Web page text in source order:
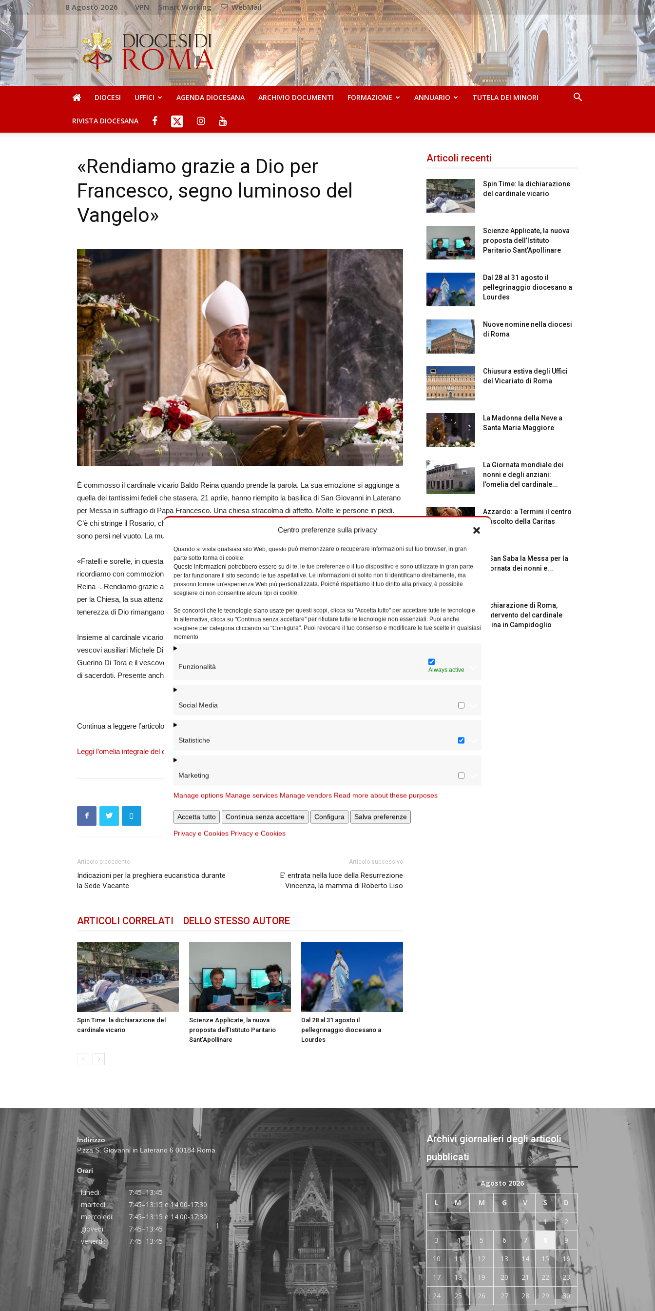
Centro preferenze sulla privacy
Quando si visita qualsiasi sito Web, questo può memorizzare o recuperare informazioni sul tuo browser, in gran
parte sotto forma di cookie.
Queste informazioni potrebbero essere su di te, le tue preferenze o il tuo dispositivo e sono utilizzate in gran parte
per far funzionare il sito secondo le tue aspettative. Le informazioni di solito non ti identificano direttamente, ma
possono fornire un'esperienza Web più personalizzata. Poiché rispettiamo il tuo diritto alla privacy, è possibile
scegliere di non consentire alcuni tipi di cookie.
Se concordi che le tecnologie siano usate per questi scopi, clicca su "Accetta tutto" per accettare tutte le tecnologie.
In alternativa, clicca su "Continua senza accettare" per rifiutare tutte le tecnologie non essenziali. Puoi anche
scegliere per categoria cliccando su "Configura". Puoi revocare il tuo consenso e modificare le tue scelte in qualsiasi
momento
Funzionalità Always active
Social Media
Statistiche
Marketing
Manage options Manage services Manage vendors Read more about these purposes
Accetta tutto Continua senza accettare Configura Salva preferenze
Privacy e Cookies Privacy e Cookies
8 Agosto 2026 VPN Smart Working WebMail
DIOCESI
DI
ROMA
DIOCESI UFFICI AGENDA DIOCESANA ARCHIVIO DOCUMENTI FORMAZIONE ANNUARIO TUTELA DEI MINORI
RIVISTA DIOCESANA
«Rendiamo grazie a Dio per
Francesco, segno luminoso del
Vangelo»
È commosso il cardinale vicario Baldo Reina quando prende la parola. La sua emozione si aggiunge a
quella dei tantissimi fedeli che stasera, 21 aprile, hanno riempito la basilica di San Giovanni in Laterano
per Messa in suffragio di Papa Francesco. Una chiesa stracolma di affetto. Molte le persone in piedi.
C’è chi stringe il Rosario, chi si inginocchia a pregare dove può. Gli occhi di tanti guardano per terra,
sono persi nel vuoto. La musica del coro diocesano risuona in tutta la basilica.
«Fratelli e sorelle, in questa Santa Eucaristia in cui celebriamo la vittoria di Cristo sulla morte,
ricordiamo con commozione e gratitudine il nostro vescovo, Papa Francesco – esordisce il cardinale
Reina -. Rendiamo grazie a Dio per avercelo donato come segno luminoso del Vangelo. Il suo amore
per la Chiesa, la sua attenzione agli ultimi, il suo coraggio profetico e il suo instancabile annuncio della
tenerezza di Dio rimangano impressi nel cuore del popolo cristiano».
Insieme al cardinale vicario, tra gli altri, ci sono il vescovo vicegerente Renato Tarantelli Baccari, i
vescovi ausiliari Michele Di Tolve e Benoni Ambarus, il vescovo vicario del Capitolo lateranense
Guerino Di Tora e il vescovo ausiliare emerito Paolo Selvadagi. Con loro, una lunghissima processione
di sacerdoti. Presente anche il sindaco di Roma Roberto Gualtieri.
Continua a leggere l’articolo suRomasette.it
Leggi l’omelia integrale del cardinale Reina
Articolo precedente
Indicazioni per la preghiera eucaristica durante
la Sede Vacante
Articolo successivo
E’ entrata nella luce della Resurrezione
Vincenza, la mamma di Roberto Liso
ARTICOLI CORRELATI DELLO STESSO AUTORE
Spin Time: la dichiarazione del
cardinale vicario
Scienze Applicate, la nuova
proposta dell’Istituto Paritario
Sant’Apollinare
Dal 28 al 31 agosto il
pellegrinaggio diocesano a
Lourdes
Articoli recenti
Spin Time: la dichiarazione
del cardinale vicario
Scienze Applicate, la nuova
proposta dell’Istituto
Paritario Sant’Apollinare
Dal 28 al 31 agosto il
pellegrinaggio diocesano a
Lourdes
Nuove nomine nella diocesi
di Roma
Chiusura estiva degli Uffici
del Vicariato di Roma
La Madonna della Neve a
Santa Maria Maggiore
La Giornata mondiale dei
nonni e degli anziani:
l’omelia del cardinale...
Azzardo: a Termini il centro
d’ascolto della Caritas
A San Saba la Messa per la
Giornata dei nonni e...
Dichiarazione di Roma,
l’intervento del cardinale
Reina in Campidoglio
Indirizzo
P.zza S. Giovanni in Laterano 6 00184 Roma
Orari
lunedi:
7:45–13:45
martedi:
7:45–13:15 e 14:00-17:30
mercoledi:
7:45–13:15 e 14:00-17:30
giovedi:
7:45–13:45
venerdi:
7:45–13:45
Archivi giornalieri degli articoli
pubblicati
Agosto 2026
L M M G V S D
1
2
3
4 5 6 7
9
10
11 12 13 14 15
16
17
18 19 20 21 22
23
24
25 26 27 28 29
30